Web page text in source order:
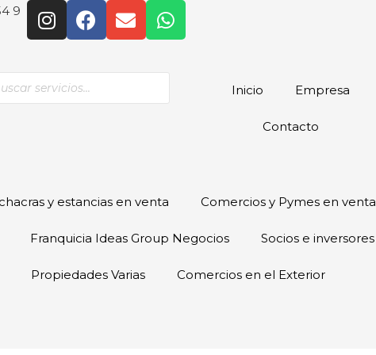
9
Inicio Empresa
Contacto
y estancias en venta Comercios y Pymes en venta
Franquicia Ideas Group Negocios Socios e inversores
Propiedades Varias Comercios en el Exterior